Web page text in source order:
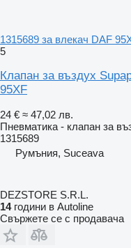
1315689 за влекач DAF
5
Клапан за въздух
95XF
24 € ≈ 47,02 лв.
Пневматика - клапан за
1315689
Румъния, Suceava
DEZSTORE S.R.L.
14години в Autoline
Свържете се с продавача